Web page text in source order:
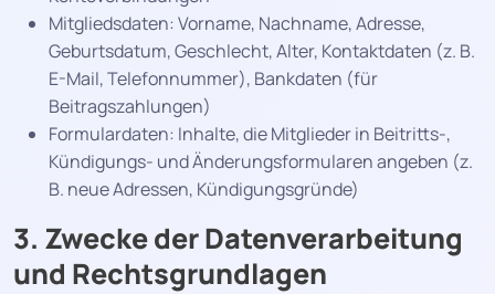
Mitgliedsdaten: Vorname, Nachname, Adresse,
Geburtsdatum, Geschlecht, Alter, Kontaktdaten (z. B.
E-Mail, Telefonnummer), Bankdaten (für
Beitragszahlungen)
Formulardaten: Inhalte, die Mitglieder in Beitritts-,
Kündigungs- und Änderungsformularen angeben (z.
B. neue Adressen, Kündigungsgründe)
3. Zwecke der Datenverarbeitung
und Rechtsgrundlagen